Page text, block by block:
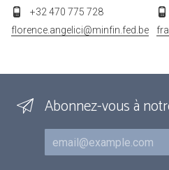
+32 470 775 728
florence.angelici@minfin.fed.be
Abonnez-vous à
Courriel